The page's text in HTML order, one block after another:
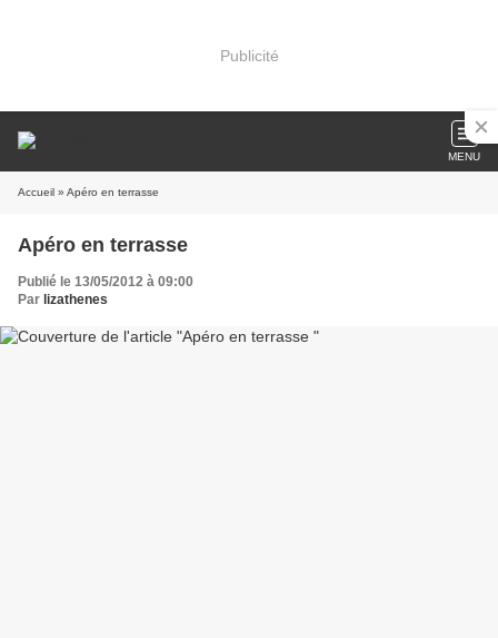
Publicité
MENU
Accueil » Apéro en terrasse
Apéro en terrasse
Publié le 13/05/2012 à 09:00
Par lizathenes